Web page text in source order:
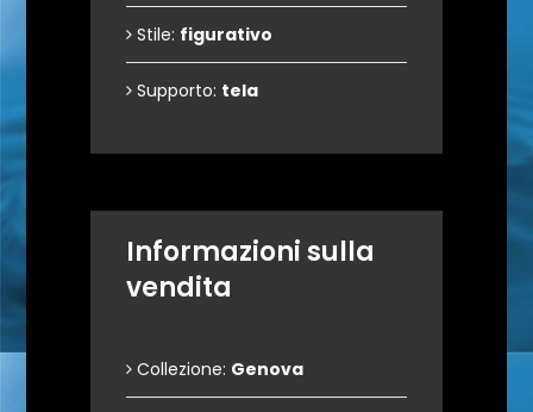
Stile: figurativo
Supporto: tela
Informazioni sulla
vendita
Collezione: Genova